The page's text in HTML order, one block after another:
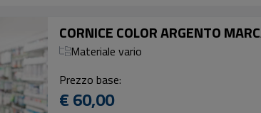
Materiale vario
Prezzo base:
€ 60,00